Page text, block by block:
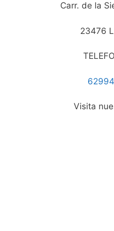
Carr. de la
23476
Visita